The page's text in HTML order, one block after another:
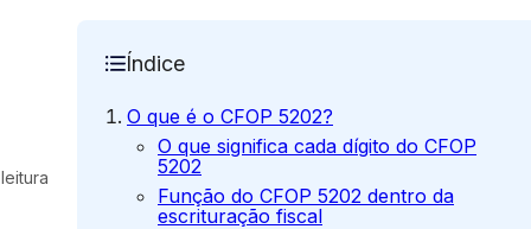
Índice
O que é o CFOP 5202?
O que significa cada dígito do CFOP
5202
Função do CFOP 5202 dentro da
escrituração fiscal